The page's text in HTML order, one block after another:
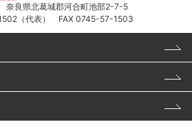
良県北葛城郡河合町池部2-7-5
（代表） FAX 0745-57-1503